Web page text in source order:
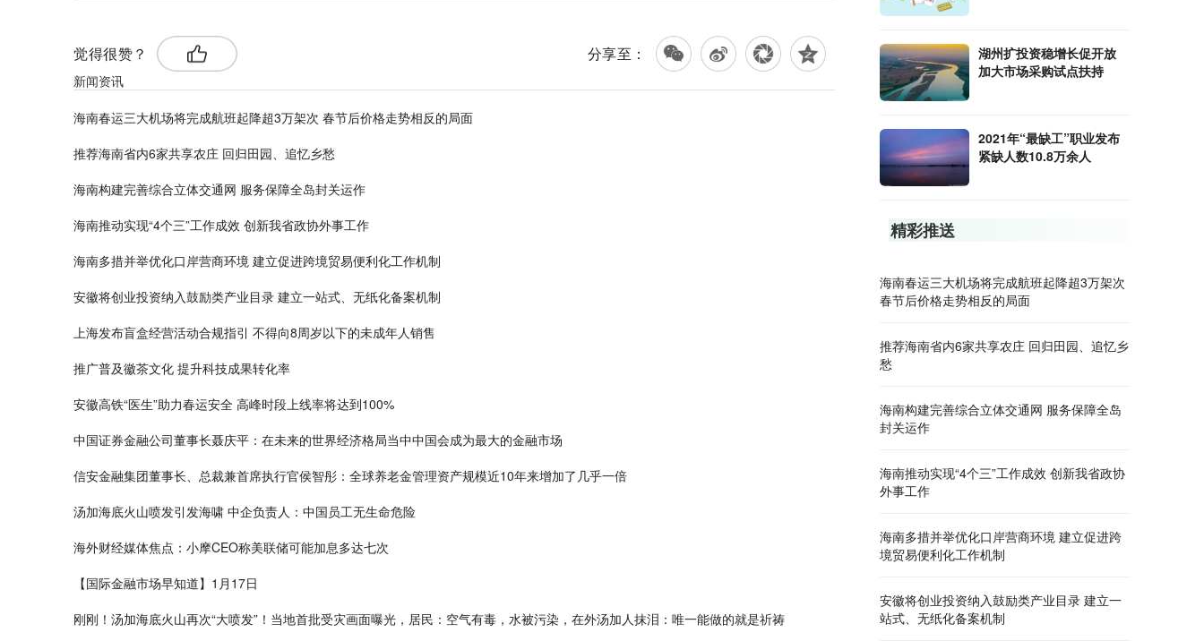
觉得很赞？ 分享至：
新闻资讯
海南春运三大机场将完成航班起降超3万架次 春节后价格走势相反的局面
推荐海南省内6家共享农庄 回归田园、追忆乡愁
海南构建完善综合立体交通网 服务保障全岛封关运作
海南推动实现“4个三”工作成效 创新我省政协外事工作
海南多措并举优化口岸营商环境 建立促进跨境贸易便利化工作机制
安徽将创业投资纳入鼓励类产业目录 建立一站式、无纸化备案机制
上海发布盲盒经营活动合规指引 不得向8周岁以下的未成年人销售
推广普及徽茶文化 提升科技成果转化率
安徽高铁“医生”助力春运安全 高峰时段上线率将达到100%
中国证券金融公司董事长聂庆平：在未来的世界经济格局当中中国会成为最大的金融市场
信安金融集团董事长、总裁兼首席执行官侯智彤：全球养老金管理资产规模近10年来增加了几乎一倍
汤加海底火山喷发引发海啸 中企负责人：中国员工无生命危险
海外财经媒体焦点：小摩CEO称美联储可能加息多达七次
【国际金融市场早知道】1月17日
刚刚！汤加海底火山再次“大喷发”！当地首批受灾画面曝光，居民：空气有毒，水被污染，在外汤加人抹泪：唯一能做的就是祈祷
湖州扩投资稳增长促开放
加大市场采购试点扶持
2021年“最缺工”职业发布
紧缺人数10.8万余人
精彩推送
海南春运三大机场将完成航班起降超3万架次
春节后价格走势相反的局面
推荐海南省内6家共享农庄 回归田园、追忆乡
愁
海南构建完善综合立体交通网 服务保障全岛
封关运作
海南推动实现“4个三”工作成效 创新我省政协
外事工作
海南多措并举优化口岸营商环境 建立促进跨
境贸易便利化工作机制
安徽将创业投资纳入鼓励类产业目录 建立一
站式、无纸化备案机制